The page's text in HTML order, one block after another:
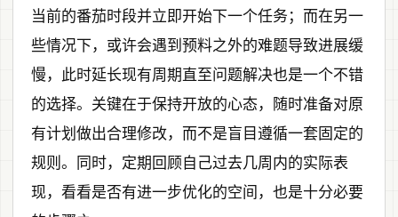
当前的番茄时段并立即开始下一个任务；而在另一
些情况下，或许会遇到预料之外的难题导致进展缓
慢，此时延长现有周期直至问题解决也是一个不错
的选择。关键在于保持开放的心态，随时准备对原
有计划做出合理修改，而不是盲目遵循一套固定的
规则。同时，定期回顾自己过去几周内的实际表
现，看看是否有进一步优化的空间，也是十分必要